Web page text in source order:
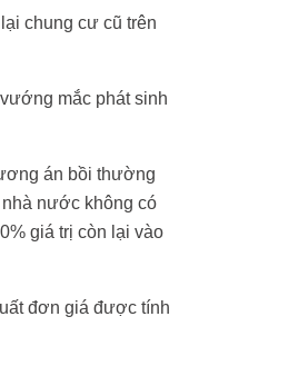
chung cư cũ trên
mắc phát sinh
án bồi thường
nước không có
giá trị còn lại vào
đơn giá được tính